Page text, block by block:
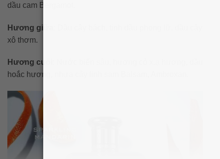
dầu cam Bergamot.
Hương giữa
xô thơm.
Hương cuối
hoắc hương, nhựa cây linh sam Balsam, Ambroxan.